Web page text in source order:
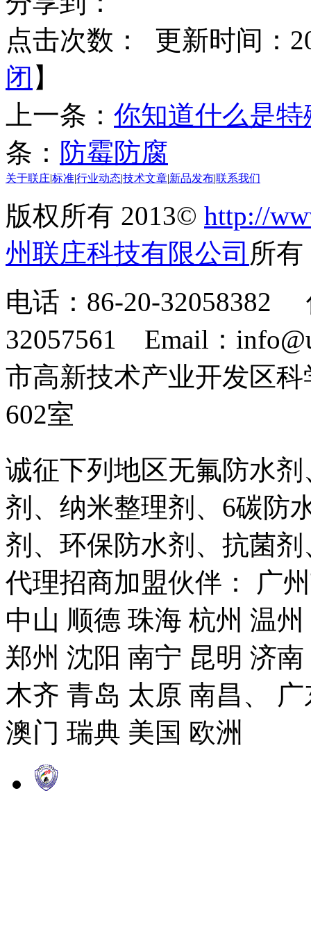
点击次数：
更新时间：
闭 】
上一条： 你知道什么是
条： 防霉防腐
关于联庄标准行业动态技术文章 新品发布联系我们
版权所有 2013© http://
州联庄科技有限公司 所
电话：86-20-32058382
32057561 Email：
市高新技术产业开发区
602室
诚征下列地区无氟防水
剂、纳米整理剂、6碳防
剂、环保防水剂、抗菌
代理招商加盟伙伴： 广
中山 顺德 珠海 杭州 温
郑州 沈阳 南宁 昆明 济
木齐 青岛 太原 南昌、
澳门 瑞典 美国 欧洲